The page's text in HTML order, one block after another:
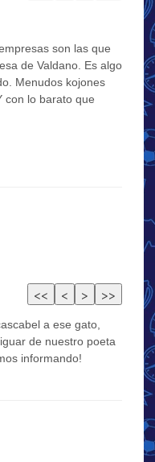
son las que
de Valdano. Es algo
Menudos kojones
con lo barato que
a ese gato,
de nuestro poeta
informando!